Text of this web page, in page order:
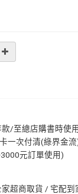
/至總店購書時使
一次付清(綠界金流
元訂單使用)
超商取貨 / 宅配